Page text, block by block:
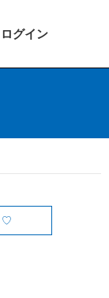
ログイン